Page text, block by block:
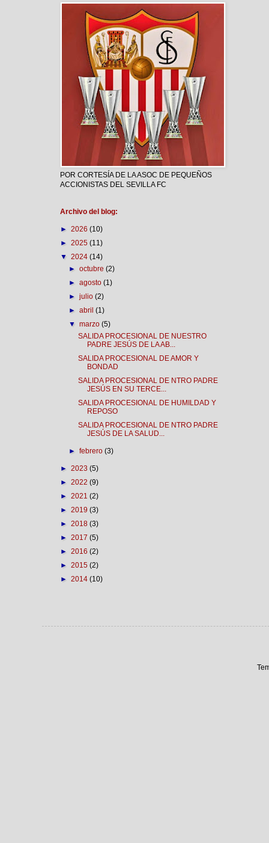
POR CORTESÍA DE LA ASOC DE PEQUEÑOS
ACCIONISTAS DEL SEVILLA FC
Archivo del blog:
► 2026 (10)
► 2025 (11)
▼ 2024 (14)
►octubre(2)
►agosto(1)
►julio(2)
►abril(1)
▼marzo(5)
SALIDA PROCESIONAL DE NUESTRO
PADRE JESÚS DE LA AB...
SALIDA PROCESIONAL DE AMOR Y
BONDAD
SALIDA PROCESIONAL DE NTRO PADRE
JESÚS EN SU TERCE...
SALIDA PROCESIONAL DE HUMILDAD Y
REPOSO
SALIDA PROCESIONAL DE NTRO PADRE
JESÚS DE LA SALUD...
►febrero(3)
► 2023 (5)
► 2022 (9)
► 2021 (2)
► 2019 (3)
► 2018 (3)
► 2017 (5)
► 2016 (2)
► 2015 (2)
► 2014 (10)